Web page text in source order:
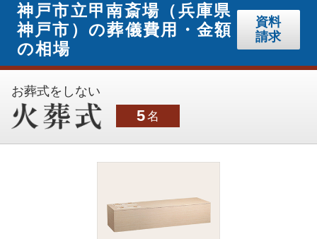
神戸市立甲南斎場（兵庫県
神戸市）の葬儀費用・金額
の相場
資料
請求
お葬式をしない
5名